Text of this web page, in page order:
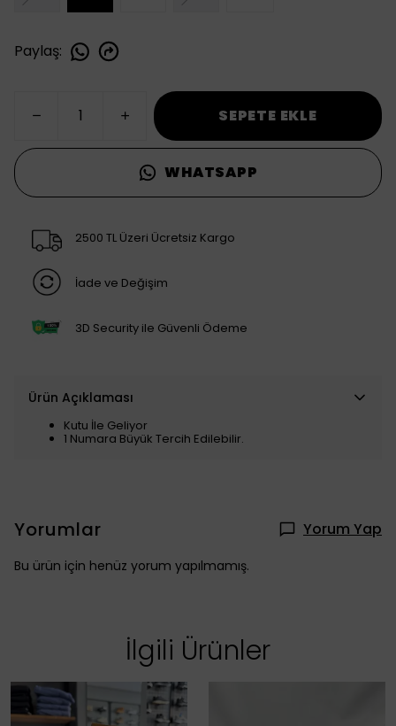
Paylaş:
SEPETE EKLE
WHATSAPP
2500 TL Üzeri Ücretsiz Kargo
İade ve Değişim
3D Security ile Güvenli Ödeme
Ürün Açıklaması
Kutu İle Geliyor
1 Numara Büyük Tercih Edilebilir.
Yorumlar Yorum Yap
Bu ürün için henüz yorum yapılmamış.
İlgili Ürünler